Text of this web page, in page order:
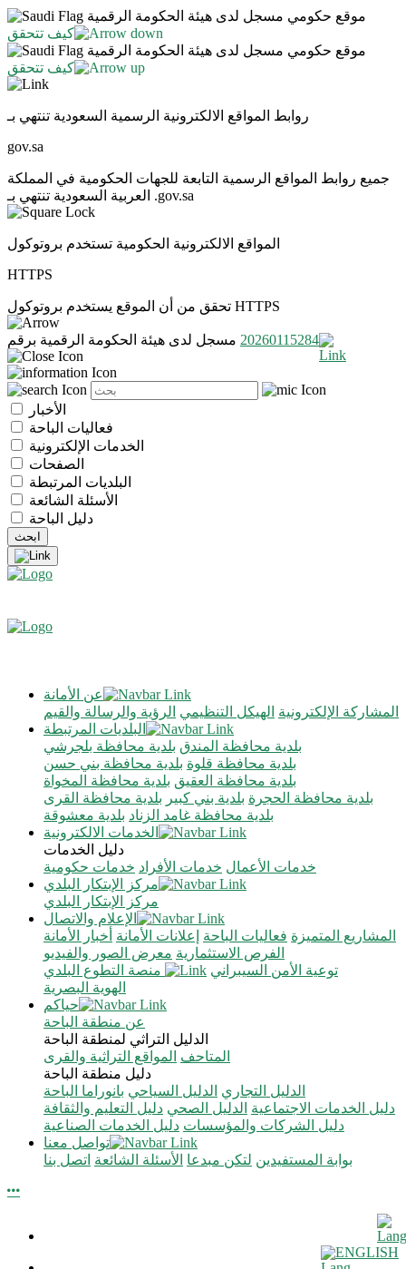
موقع حكومي مسجل لدى هيئة الحكومة الرقمية
كيف تتحقق
موقع حكومي مسجل لدى هيئة الحكومة الرقمية
كيف تتحقق
روابط المواقع الالكترونية الرسمية السعودية تنتهي بـ
gov.sa
جميع روابط المواقع الرسمية التابعة للجهات الحكومية في المملكة
العربية السعودية تنتهي بـ .gov.sa
المواقع الالكترونية الحكومية تستخدم بروتوكول
HTTPS
تحقق من أن الموقع يستخدم بروتوكول HTTPS
مسجل لدى هيئة الحكومة الرقمية برقم 20260115284
الأخبار
فعاليات الباحة
الخدمات الإلكترونية
الصفحات
البلديات المرتبطة
الأسئلة الشائعة
دليل الباحة
عن الأمانة
الرؤية والرسالة والقيم الهيكل التنظيمي المشاركة الإلكترونية
البلديات المرتبطة
بلدية محافظة بلجرشي بلدية محافظة المندق
بلدية محافظة بني حسن بلدية محافظة قلوة
بلدية محافظة المخواة بلدية محافظة العقيق
بلدية محافظة القرى بلدية بني كبير بلدية محافظة الحجرة
بلدية معشوقة بلدية محافظة غامد الزناد
الخدمات الالكترونية
دليل الخدمات
خدمات حكومية خدمات الأفراد خدمات الأعمال
مركز الإبتكار البلدي
مركز الإبتكار البلدي
الإعلام والاتصال
أخبار الأمانة إعلانات الأمانة فعاليات الباحة المشاريع المتميزة
معرض الصور والفيديو الفرص الاستثمارية
منصة التطوع البلدي
توعية الأمن السيبراني
الهوية البصرية
حياكم
عن منطقة الباحة
الدليل التراثي لمنطقة الباحة
المواقع التراثية والقرى المتاحف
دليل منطقة الباحة
بانوراما الباحة الدليل السياحي الدليل التجاري
دليل التعليم والثقافة الدليل الصحي دليل الخدمات الاجتماعية
دليل الخدمات الصناعية دليل الشركات والمؤسسات
تواصل معنا
اتصل بنا الأسئلة الشائعة لتكن مبدعا بوابة المستفيدين
ENGLISH